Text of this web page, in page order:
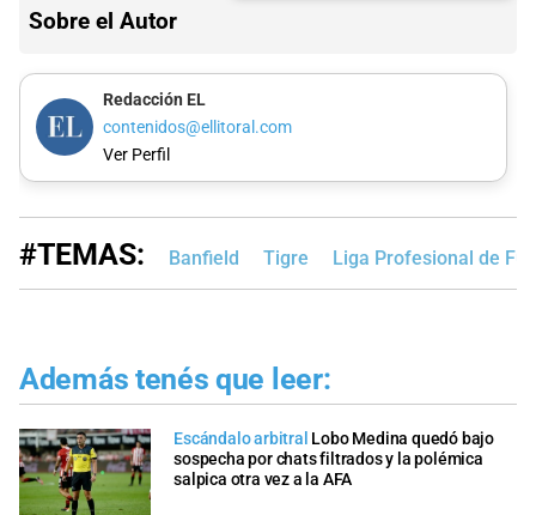
Sobre el Autor
Redacción EL
contenidos@ellitoral.com
Ver Perfil
#TEMAS: Banfield Tigre Liga Profesional de
Además tenés que leer:
Escándalo arbitral Lobo Medina quedó bajo
sospecha por chats filtrados y la polémica
salpica otra vez a la AFA